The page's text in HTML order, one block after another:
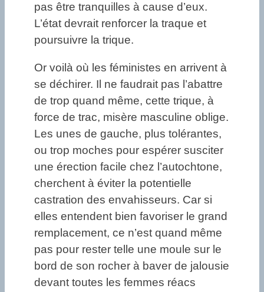
pas être tranquilles à cause d’eux.
L’état devrait renforcer la traque et
poursuivre la trique.
Or voilà où les féministes en arrivent à
se déchirer. Il ne faudrait pas l’abattre
de trop quand même, cette trique, à
force de trac, misère masculine oblige.
Les unes de gauche, plus tolérantes,
ou trop moches pour espérer susciter
une érection facile chez l’autochtone,
cherchent à éviter la potentielle
castration des envahisseurs. Car si
elles entendent bien favoriser le grand
remplacement, ce n’est quand même
pas pour rester telle une moule sur le
bord de son rocher à baver de jalousie
devant toutes les femmes réacs